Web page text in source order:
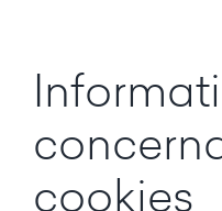
cookies